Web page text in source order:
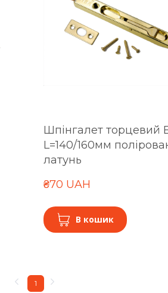
Шпінгалет торцевий
L=140/160мм
латунь
₴70 UAH
В кошик
1